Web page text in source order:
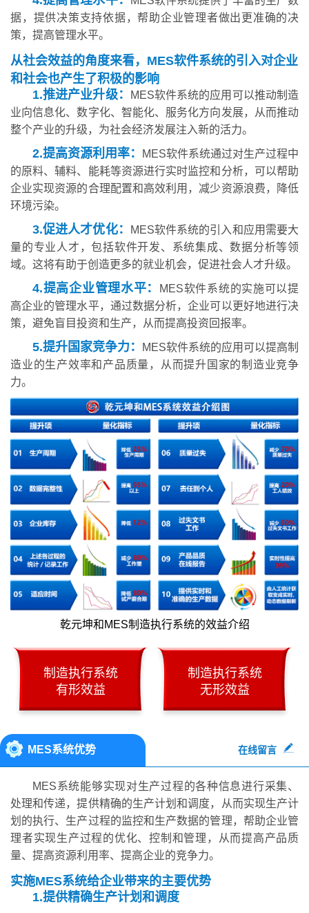
据，提供决策支持依据，帮助企业管理者做出更准确的决
策，提高管理水平。
从社会效益的角度来看，MES软件系统的引入对企业
和社会也产生了积极的影响
1.推进产业升级：
MES软件系统的应用可以推动制造
业向信息化、数字化、智能化、服务化方向发展，从而推动
整个产业的升级，为社会经济发展注入新的活力。
2.提高资源利用率：
MES软件系统通过对生产过程中
的原料、辅料、能耗等资源进行实时监控和分析，可以帮助
企业实现资源的合理配置和高效利用，减少资源浪费，降低
环境污染。
3.促进人才优化：
MES软件系统的引入和应用需要大
量的专业人才，包括软件开发、系统集成、数据分析等领
域。这将有助于创造更多的就业机会，促进社会人才升级。
4.提高企业管理水平：
MES软件系统的实施可以提
高企业的管理水平，通过数据分析，企业可以更好地进行决
策，避免盲目投资和生产，从而提高投资回报率。
5.提升国家竞争力：
MES软件系统的应用可以提高制
造业的生产效率和产品质量，从而提升国家的制造业竞争
力。
乾元坤和MES制造执行系统的效益介绍
制造执行系统
有形效益
制造执行系统
无形效益
MES系统优势 在线留言
MES系统能够实现对生产过程的各种信息进行采集、
处理和传递，提供精确的生产计划和调度，从而实现生产计
划的执行、生产过程的监控和生产数据的管理，帮助企业管
理者实现生产过程的优化、控制和管理，从而提高产品质
量、提高资源利用率、提高企业的竞争力。
实施MES系统给企业带来的主要优势
1.提供精确生产计划和调度